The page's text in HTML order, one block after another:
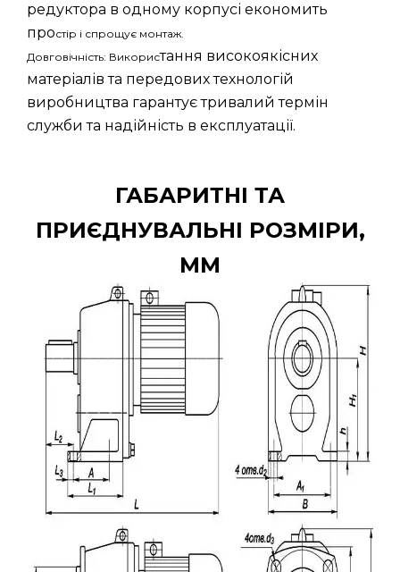
редуктора в одному корпусі економить
простір і спрощує монтаж.
Довговічність: Використання високоякісних
матеріалів та передових технологій
виробництва гарантує тривалий термін
служби та надійність в експлуатації.
ГАБАРИТНІ ТА
ПРИЄДНУВАЛЬНІ РОЗМІРИ,
ММ